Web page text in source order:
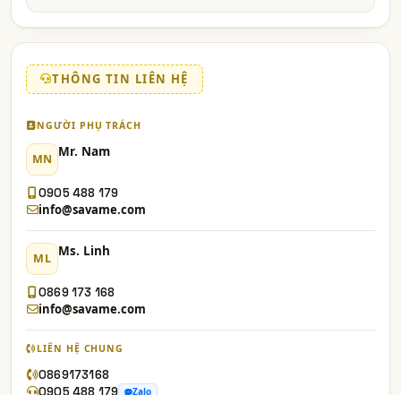
THÔNG TIN LIÊN HỆ
NGƯỜI PHỤ TRÁCH
MN Mr. Nam
0905 488 179
info@savame.com
ML Ms. Linh
0869 173 168
info@savame.com
LIÊN HỆ CHUNG
0869173168
0905 488 179
Zalo